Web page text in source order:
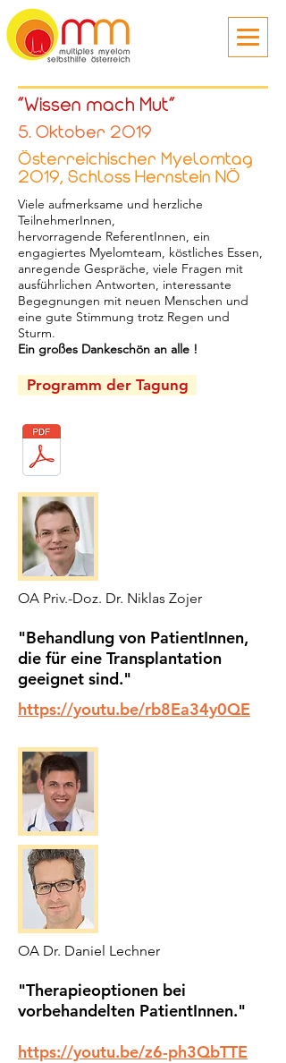
"Wissen mach Mut"
5. Oktober 2019
Österreichischer Myelomtag
2019, Schloss Hernstein NÖ
Viele aufmerksame und herzliche
TeilnehmerInnen,
hervorragende ReferentInnen, ein
engagiertes Myelomteam, köstliches Essen,
anregende Gespräche, viele Fragen mit
ausführlichen Antworten, interessante
Begegnungen mit neuen Menschen und
eine gute Stimmung trotz Regen und
Sturm.
Ein großes Dankeschön an alle !
Programm der Tagung
OA Priv.-Doz. Dr. Niklas Zojer
"Behandlung von PatientInnen,
die für eine Transplantation
geeignet sind."
https://youtu.be/rb8Ea34y0QE
OA Dr. Daniel Lechner
"Therapieoptionen bei
vorbehandelten PatientInnen."
https://youtu.be/z6-ph3QbTTE